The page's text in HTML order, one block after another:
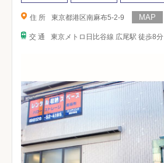
住 所 東京都港区南麻布5-2-9
交 通 東京メトロ日比谷線 広尾駅 徒歩8分